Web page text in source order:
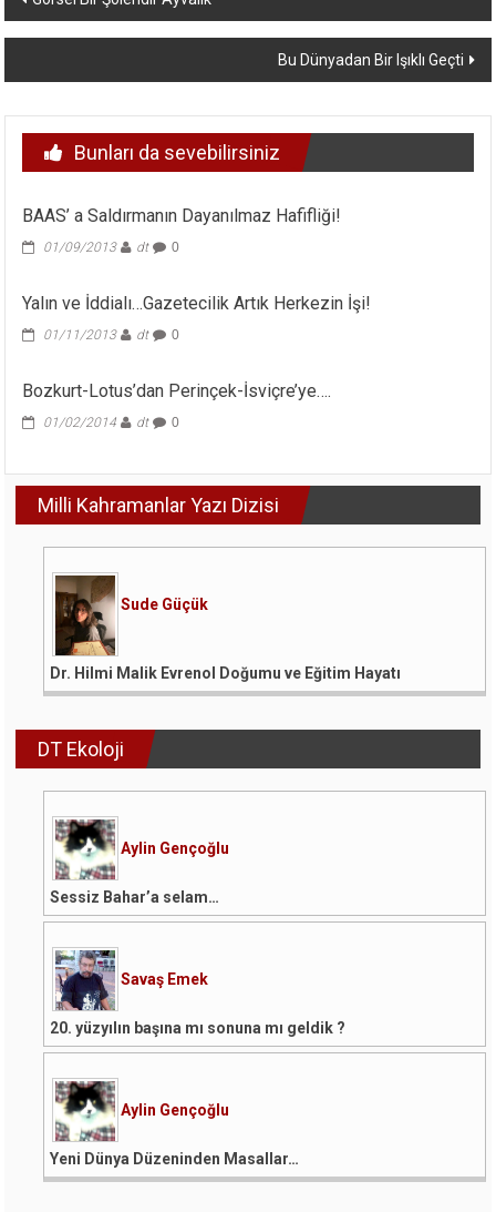
dolaşımı
Bu Dünyadan Bir Işıklı Geçti
Bunları da sevebilirsiniz
BAAS’ a Saldırmanın Dayanılmaz Hafifliği!
01/09/2013 dt 0
Yalın ve İddialı…Gazetecilik Artık Herkezin İşi!
01/11/2013 dt 0
Bozkurt-Lotus’dan Perinçek-İsviçre’ye….
01/02/2014 dt 0
Milli Kahramanlar Yazı Dizisi
Sude Güçük
Dr. Hilmi Malik Evrenol Doğumu ve Eğitim Hayatı
DT Ekoloji
Aylin Gençoğlu
Sessiz Bahar’a selam…
Savaş Emek
20. yüzyılın başına mı sonuna mı geldik ?
Aylin Gençoğlu
Yeni Dünya Düzeninden Masallar…